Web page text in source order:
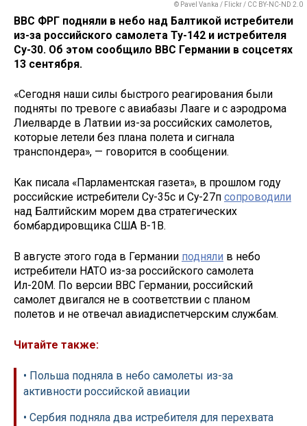
© Pavel Vanka / Flickr / CC BY-NC-ND 2.0
ВВС ФРГ подняли в небо над Балтикой истребители
из-за российского самолета Ту-142 и истребителя
Су-30. Об этом сообщило ВВС Германии в соцсетях
13 сентября.
«Сегодня наши силы быстрого реагирования были
подняты по тревоге с авиабазы Лааге и с аэродрома
Лиелварде в Латвии из-за российских самолетов,
которые летели без плана полета и сигнала
транспондера», — говорится в сообщении.
Как писала «Парламентская газета», в прошлом году
российские истребители Су-35с и Су-27п сопроводили
над Балтийским морем два стратегических
бомбардировщика США В-1В.
В августе этого года в Германии подняли в небо
истребители НАТО из-за российского самолета
Ил-20М. По версии ВВС Германии, российский
самолет двигался не в соответствии с планом
полетов и не отвечал авиадиспетчерским службам.
Читайте также:
• Польша подняла в небо самолеты из-за
активности российской авиации
• Сербия подняла два истребителя для перехвата